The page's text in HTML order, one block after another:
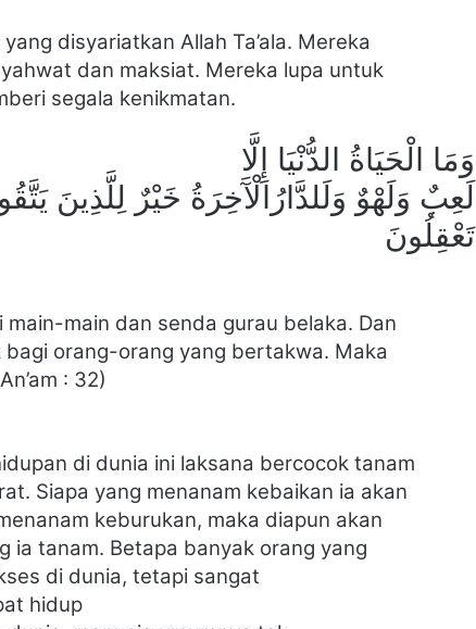
disyariatkan Allah Ta’ala. Mereka
dan maksiat. Mereka lupa untuk
segala kenikmatan.
وَمَا الْحَيَاةُ الدُّنْيَا إِلَّا
لَعِبٌ وَلَهْوٌ وَلَلدَّارُالْآَخِرَةُ خَيْرٌ لِلَّذِينَ
تَعْقِلُونَ
main dan senda gurau belaka. Dan
orang-orang yang bertakwa. Maka
: 32)
di dunia ini laksana bercocok tanam
Siapa yang menanam kebaikan ia akan
keburukan, maka diapun akan
ia tanam. Betapa banyak orang yang
di dunia, tetapi sangat
hidup